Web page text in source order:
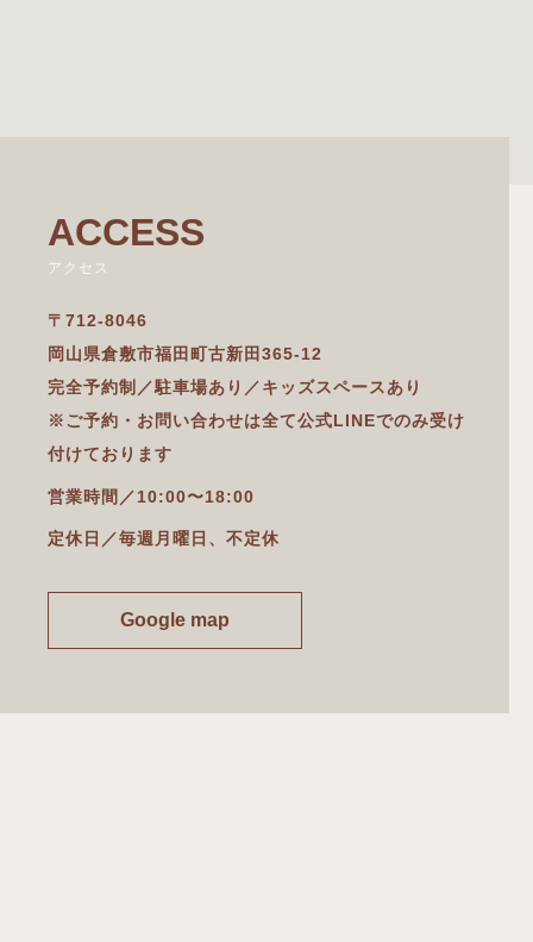
ACCESS
アクセス
〒712-8046
岡山県倉敷市福田町古新田365-12
完全予約制／駐車場あり ／キッズスペースあり
※ご予約・お問い合わせは全て公式LINEでのみ受け
付けております
営業時間／10:00〜18:00
定休日／毎週月曜日、不定休
Google map